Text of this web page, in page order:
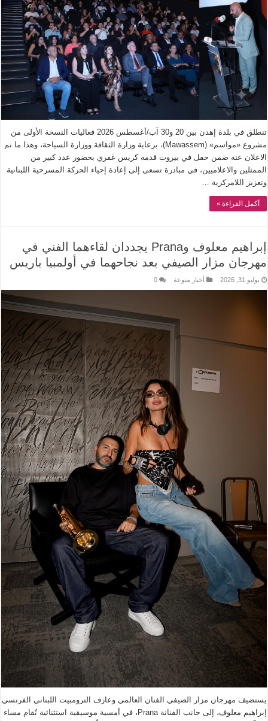
تنطلق في بلدة إهدن بين 20 و30 آب/أغسطس 2026 فعاليات النسخة الأولى من
مشروع «مواسم» (Mawassem)، برعاية وزارة الثقافة ووزارة السياحة، وهذا ما تم
الاعلان عنه ضمن حفل في بيروت قدمه كريس غفري بحضور عدد كبير من
الممثلين والاعلاميين، في مبادرة تسعى إلى إعادة إحياء الحركة المسرحية اللبنانية
وتعزيز اللامركزية …
أكمل القراءة »
إبراهيم معلوف وPrana يجددان لقاءهما الفني في
مهرجان مزار الصيفي بعد نجاحهما في أولمبيا باريس
يوليو 31, 2026 أخبار منوعة 0
يستضيف مهرجان مزار الصيفي الفنان العالمي وعازف الترومبيت اللبناني الفرنسي
إبراهيم معلوف، إلى جانب الفنانة Prana، في أمسية موسيقية استثنائية تُقام مساء